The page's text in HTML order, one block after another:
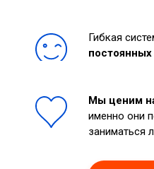
Гибкая
постоянных
Мы ценим
именно они
заниматься